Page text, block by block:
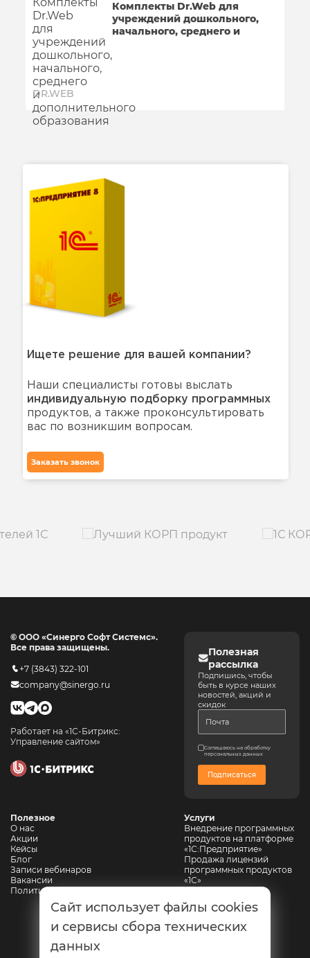
Комплекты Dr.Web для
учреждений дошкольного,
начального, среднего и
DR.WEB
Ищете решение для вашей компании?
Наши специалисты готовы выслать
индивидуальную подборку программных
продуктов, а также проконсультировать
вас по возникшим вопросам.
Заказать звонок
© ООО «Синерго Софт Системс».
Все права защищены.
+7 (3843) 322-101
company@sinergo.ru
Работает на «1С-Битрикс:
Управление сайтом»
Полезная
рассылка
Подпишись, чтобы
быть в курсе наших
новостей, акций и
скидок
Соглашаюсь на обработку
персональных данных
Подписаться
Полезное
О нас
Акции
Кейсы
Блог
Записи вебинаров
Вакансии
Политика конфиденциальности
Услуги
Внедрение программных
продуктов на платформе
«1С:Предприятие»
Продажа лицензий
программных продуктов
«1С»
Сопровождение 1С
Автоматизация
горнодобывающих
предприятий
Автоматизация
Сайт использует файлы cookies
и сервисы сбора технических
данных